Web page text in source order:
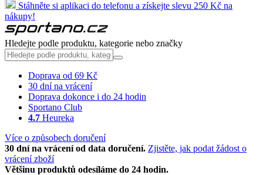
Stáhněte si aplikaci do telefonu a získejte slevu 250 Kč na
nákupy!
Hledejte podle produktu, kategorie nebo značky
Doprava od 69 Kč
30 dní na vrácení
Doprava dokonce i do 24 hodin
Sportano Club
4.7 Heureka
Více o způsobech doručení
30 dní na vrácení od data doručení. Zjistěte, jak podat žádost o
vrácení zboží
Většinu produktů odesíláme do 24 hodin.